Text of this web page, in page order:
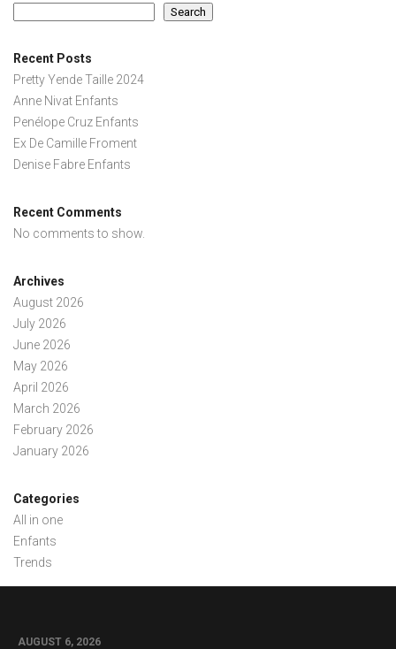
Search
Recent Posts
Pretty Yende Taille 2024
Anne Nivat Enfants
Penélope Cruz Enfants
Ex De Camille Froment
Denise Fabre Enfants
Recent Comments
No comments to show.
Archives
August 2026
July 2026
June 2026
May 2026
April 2026
March 2026
February 2026
January 2026
Categories
All in one
Enfants
Trends
AUGUST 6, 2026